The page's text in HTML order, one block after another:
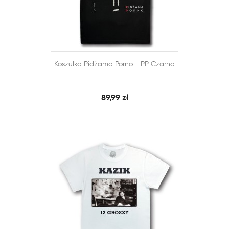
DODAJ DO KOSZYKA
SZYBKI PODGLĄD
Koszulka Pidżama Porno - PP Czarna
89,99 zł